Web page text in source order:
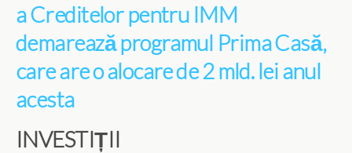
a Creditelor pentru IMM
demarează programul Prima Casă,
care are o alocare de 2 mld. lei anul
acesta
INVESTIȚII